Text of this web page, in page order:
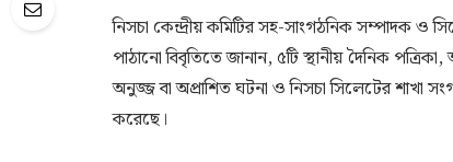
নিসচা কেন্দ্রীয় কমিটির সহ-সাংগঠনিক সম্পাদক ও
পাঠানো বিবৃতিতে জানান, ৫টি স্থানীয় দৈনিক
অনুজ্জ বা অপ্রাশিত ঘটনা ও নিসচা সিলেটের শাখা
করেছে।